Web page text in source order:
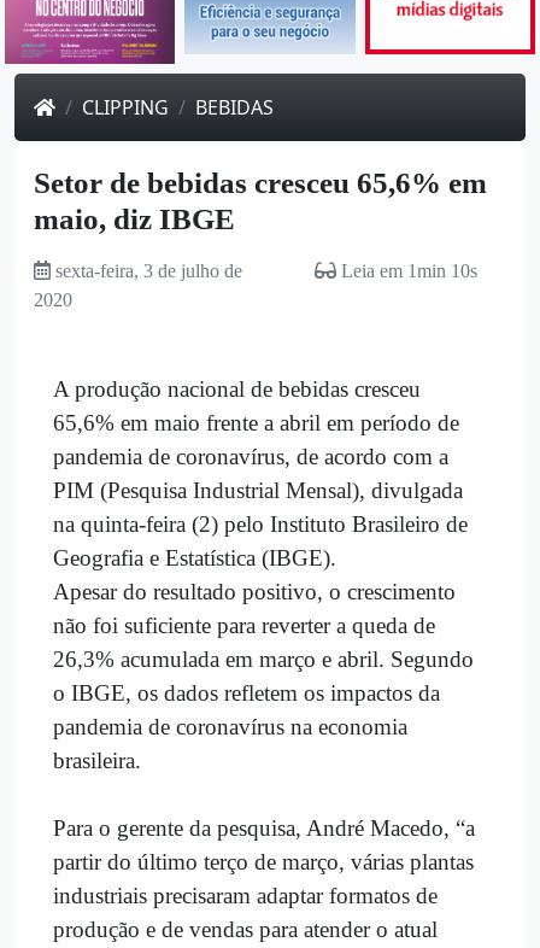
CLIPPING BEBIDAS
Setor de bebidas cresceu 65,6% em
maio, diz IBGE
sexta-feira, 3 de julho de
2020
Leia em 1min 10s
A produção nacional de bebidas cresceu
65,6% em maio frente a abril em período de
pandemia de coronavírus, de acordo com a
PIM (Pesquisa Industrial Mensal), divulgada
na quinta-feira (2) pelo Instituto Brasileiro de
Geografia e Estatística (IBGE).
Apesar do resultado positivo, o crescimento
não foi suficiente para reverter a queda de
26,3% acumulada em março e abril. Segundo
o IBGE, os dados refletem os impactos da
pandemia de coronavírus na economia
brasileira.
Para o gerente da pesquisa, André Macedo, “a
partir do último terço de março, várias plantas
industriais precisaram adaptar formatos de
produção e de vendas para atender o atual